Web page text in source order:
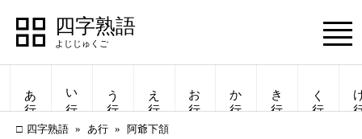
四字熟語 Menu
あ行 い行 う行 え行 お行 か行 き行 く行
四字熟語 あ行 阿爺下頷